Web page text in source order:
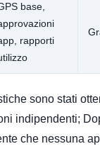
base,
rapporti
sono stati
indipendenti;
che nessuna